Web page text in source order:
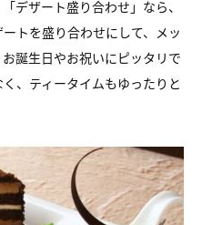
デザート盛り合わせ」なら、
トを盛り合わせにして、メッ
誕生日やお祝いにピッタリで
、ティータイムもゆったりと